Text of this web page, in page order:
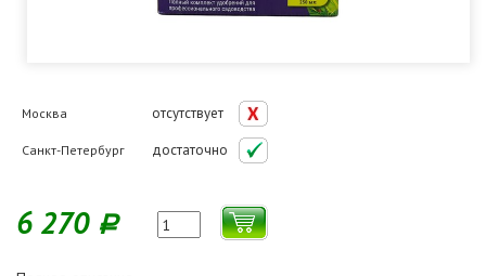
Москва отсутствует
Санкт-Петербург достаточно
6 270 Р